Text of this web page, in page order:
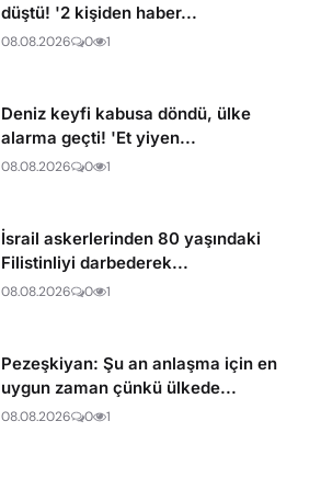
düştü! '2 kişiden haber...
08.08.2026 0 1
Deniz keyfi kabusa döndü, ülke
alarma geçti! 'Et yiyen...
08.08.2026 0 1
İsrail askerlerinden 80 yaşındaki
Filistinliyi darbederek...
08.08.2026 0 1
Pezeşkiyan: Şu an anlaşma için en
uygun zaman çünkü ülkede...
08.08.2026 0 1